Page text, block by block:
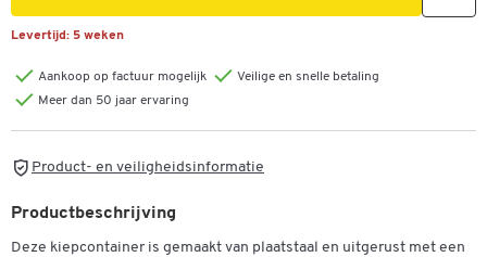
Levertijd: 5 weken
Aankoop op factuur mogelijk
Veilige en snelle betaling
Meer dan 50 jaar ervaring
Product- en veiligheidsinformatie
Productbeschrijving
Deze kiepcontainer is gemaakt van plaatstaal en uitgerust met een